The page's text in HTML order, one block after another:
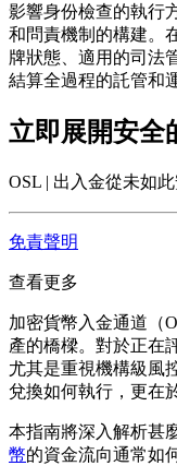
影響身份檢查的執行
和問責機制的構建。
牌狀態、適用的司法
結算全過程的託管和
立即展開安全
OSL | 出入金從未如此
免責聲明
查看更多
加密貨幣入金通道（
產的橋樑。對於正在
尤其是重視機構級風
兌換如何執行，更在
本指南將深入解析甚
幣的資金流向通常如